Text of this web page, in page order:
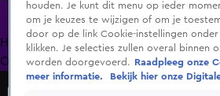
HomeUitzending Gemist Programma's
OranjezomerLivestreamsShop
houden. Je kunt dit menu op ieder
om je keuzes te wijzigen of om je
door op de link Cookie-instellingen
klikken. Je selecties zullen overal binnen
worden doorgevoerd.
Raadpleeg onze
meer informatie.
Bekijk hier onze